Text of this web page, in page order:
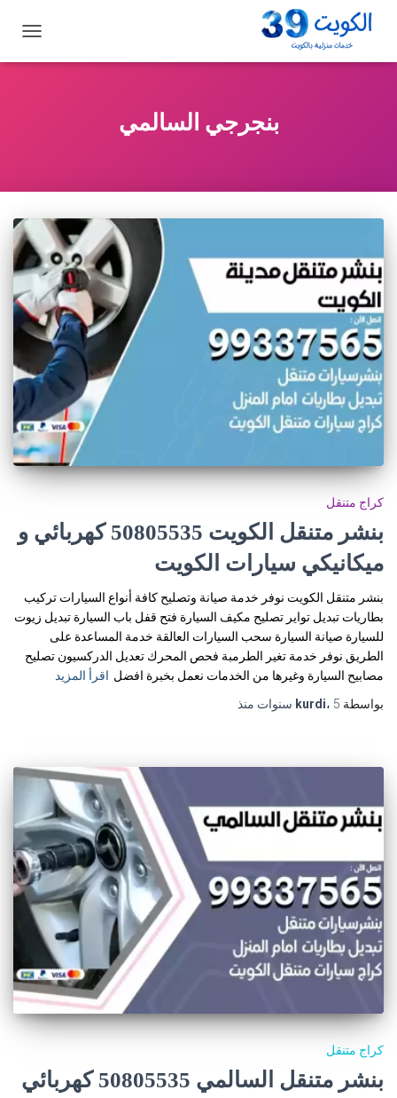
التنقل
بنجرجي السالمي
كراج متنقل
بنشر متنقل الكويت 50805535‬ كهربائي و
ميكانيكي سيارات الكويت
بنشر متنقل الكويت نوفر خدمة صيانة وتصليح كافة أنواع السيارات تركيب
بطاريات تبديل تواير تصليح مكيف السيارة فتح قفل باب السيارة تبديل زيوت
للسيارة صيانة السيارة سحب السيارات العالقة خدمة المساعدة على
الطريق نوفر خدمة تغير الطرمبة فحص المحرك تعديل الدركسيون تصليح
مصابيح السيارة وغيرها من الخدمات نعمل بخبرة افضل اقرأ المزيد
بواسطة
kurdi، 5 سنوات منذ
كراج متنقل
بنشر متنقل السالمي 50805535‬ كهربائي